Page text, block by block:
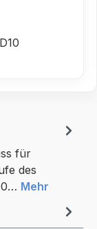
für
des
Mehr